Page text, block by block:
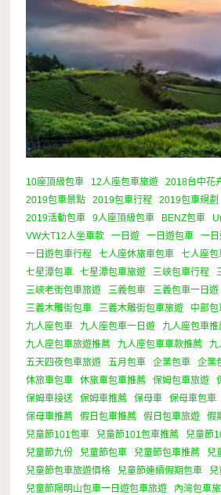
10座頂級包車 12人座包車旅遊 2018台中花
2019包車景點
2019包車行程 2019包車規劃
2019活動包車
9人座頂級包車 BENZ包車
VW大T12人坐車款
一日遊 一日遊包車
一
一日遊包車行程
七人座休旅車包車 七人座包
七星潭包車
七星潭包車旅遊 三峽包車行程
三峽老街包車旅遊
三義包車 三義包車一日遊
三義木雕街包車
三義木雕街包車旅遊 中部
九人座包車
九人座包車一日遊 九人座包車推
九人座包車旅遊推薦
九人座包車車款推薦
九
五天四夜包車旅遊
五月包車 企業包車 企業
休旅車包車
休旅車包車推薦 保姆包車旅遊
保姆車接送
保姆車推薦 保母車 保母車包車
保母車推薦
假日包車推薦 假日包車旅遊
假
兒童節101包車
兒童節101包車推薦
兒童節
兒童節九份
兒童節包車 兒童節包車推薦
兒
兒童節包車旅遊價格
兒童節連續假期包車
兒童節陽明山包車一日遊包車旅遊
內灣包車